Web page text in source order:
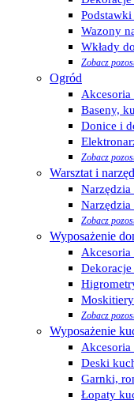
Wazony
Wkłady
Zobacz
Ogród
Akcesoria
Baseny,
Donice i
Zobacz
Warsztat i
Narzędzia
Narzędzia
Zobacz
Wyposażenie
Zobacz
Wyposażenie
Akcesoria
Deski
Garnki,
Łopaty